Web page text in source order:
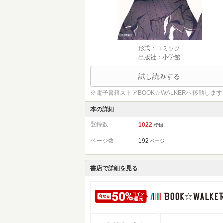
形式：コミック
出版社：小学館
試し読みする
※電子書籍ストアBOOK☆WALKERへ移動します
本の詳細
登録数 1022 登録
ページ数 192 ページ
書店で詳細を見る